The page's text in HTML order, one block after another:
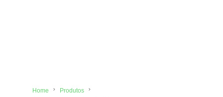
Home
Produtos